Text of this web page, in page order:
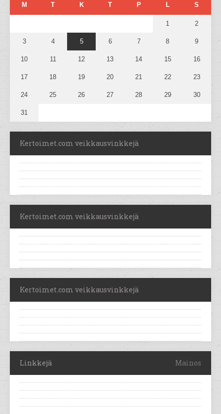
M T K T P L S
1 2
3 4 5 6 7 8 9
10 11 12 13 14 15 16
17 18 19 20 21 22 23
24 25 26 27 28 29 30
31
Kertoimet.com veikkausvinkkejä
Kertoimet.com veikkausvinkkejä
Kertoimet.com veikkausvinkkejä
Linkkejä Mainos